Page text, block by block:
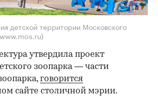
детской территории Московского
утвердила проект
зоопарка — части
говорится
сайте столичной мэрии.